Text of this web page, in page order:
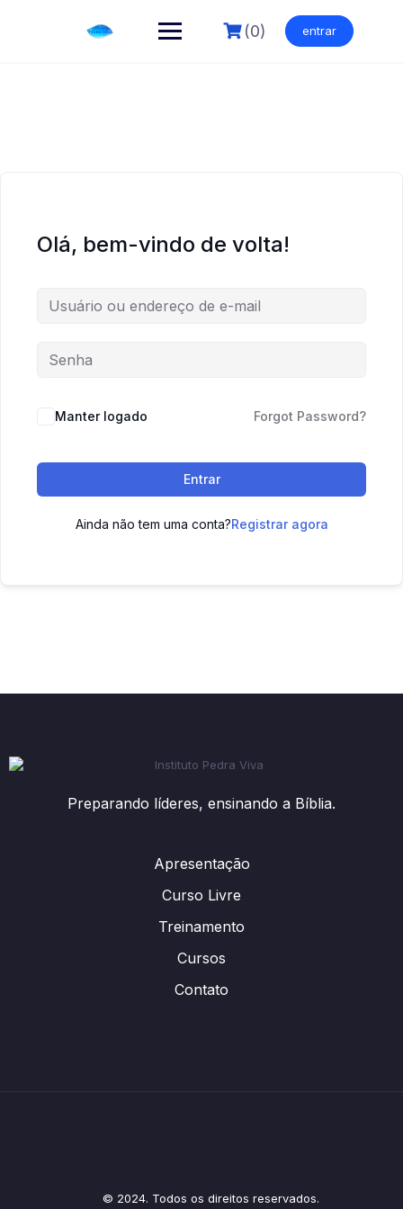
(0) entrar
Olá, bem-vindo de volta!
Manter logado Forgot Password?
Entrar
Ainda não tem uma conta?Registrar agora
Preparando líderes, ensinando a Bíblia.
Apresentação
Curso Livre
Treinamento
Cursos
Contato
© 2024. Todos os direitos reservados.